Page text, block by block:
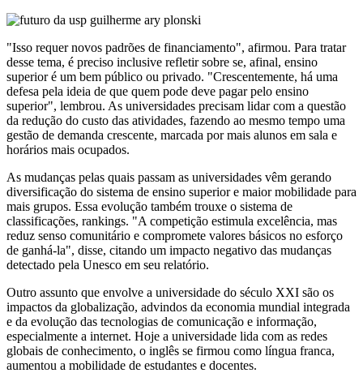
"Isso requer novos padrões de financiamento", afirmou. Para tratar
desse tema, é preciso inclusive refletir sobre se, afinal, ensino
superior é um bem público ou privado. "Crescentemente, há uma
defesa pela ideia de que quem pode deve pagar pelo ensino
superior", lembrou. As universidades precisam lidar com a questão
da redução do custo das atividades, fazendo ao mesmo tempo uma
gestão de demanda crescente, marcada por mais alunos em sala e
horários mais ocupados.
As mudanças pelas quais passam as universidades vêm gerando
diversificação do sistema de ensino superior e maior mobilidade para
mais grupos. Essa evolução também trouxe o sistema de
classificações, rankings. "A competição estimula excelência, mas
reduz senso comunitário e compromete valores básicos no esforço
de ganhá-la", disse, citando um impacto negativo das mudanças
detectado pela Unesco em seu relatório.
Outro assunto que envolve a universidade do século XXI são os
impactos da globalização, advindos da economia mundial integrada
e da evolução das tecnologias de comunicação e informação,
especialmente a internet. Hoje a universidade lida com as redes
globais de conhecimento, o inglês se firmou como língua franca,
aumentou a mobilidade de estudantes e docentes.